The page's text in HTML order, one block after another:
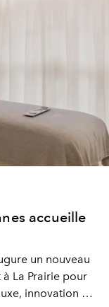
accueille
un nouveau
La Prairie pour
innovation et